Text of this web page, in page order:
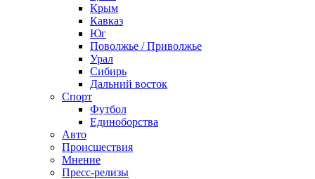
Крым
Кавказ
Юг
Поволжье / Приволжье
Урал
Сибирь
Дальний восток
Спорт
Футбол
Единоборства
Авто
Происшествия
Мнение
Пресс-релизы